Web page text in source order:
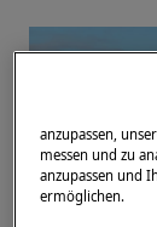
anzupassen,
messen und zu
anzupassen und
ermöglichen.